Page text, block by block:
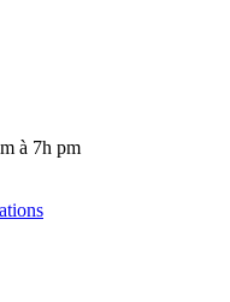
à 7h pm